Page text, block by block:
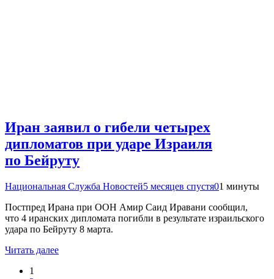
Иран заявил о гибели четырех
дипломатов при ударе Израиля
по Бейруту
Национальная Служба Новостей5 месяцев спустя01 минуты
Постпред Ирана при ООН Амир Саид Иравани сообщил,
что 4 иранских дипломата погибли в результате израильского
удара по Бейруту 8 марта.
Читать далее
1